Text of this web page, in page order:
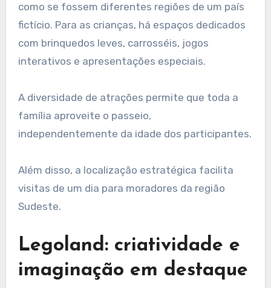
como se fossem diferentes regiões de um país
fictício. Para as crianças, há espaços dedicados
com brinquedos leves, carrosséis, jogos
interativos e apresentações especiais.
A diversidade de atrações permite que toda a
família aproveite o passeio,
independentemente da idade dos participantes.
Além disso, a localização estratégica facilita
visitas de um dia para moradores da região
Sudeste.
Legoland: criatividade e
imaginação em destaque